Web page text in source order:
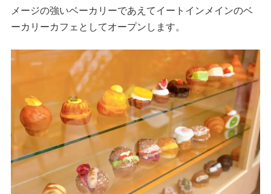
メージの強いベーカリーであえてイートインメインのベ
ーカリーカフェとしてオープンします。